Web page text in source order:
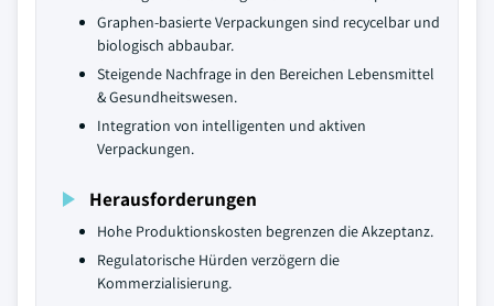
Graphen-basierte Verpackungen sind recycelbar und
biologisch abbaubar.
Steigende Nachfrage in den Bereichen Lebensmittel
& Gesundheitswesen.
Integration von intelligenten und aktiven
Verpackungen.
Herausforderungen
Hohe Produktionskosten begrenzen die Akzeptanz.
Regulatorische Hürden verzögern die
Kommerzialisierung.